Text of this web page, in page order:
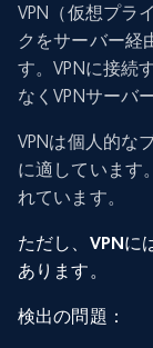
VPN（仮想プラ
クをサーバー経
す。VPNに接続
なくVPNサーバ
VPNは個人的な
に適しています
れています。
ただし、VPNに
あります。
検出の問題：